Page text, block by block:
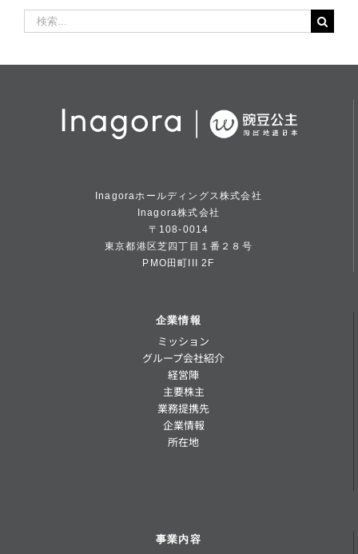
索
Inagoraホールディングス株式会社
Inagora株式会社
〒108-0014
東京都港区芝四丁目１番２８号
PMO田町III 2F
企業情報
ミッション
グループ会社紹介
経営陣
主要株主
業務提携先
企業情報
所在地
事業内容